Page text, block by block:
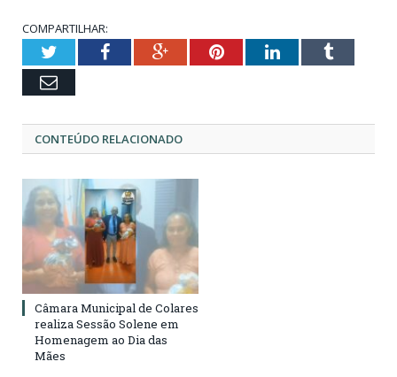
COMPARTILHAR:
TwitterFacebookGoogle+PinterestLinkedInTumblr
Email
CONTEÚDO RELACIONADO
Câmara Municipal de Colares
realiza Sessão Solene em
Homenagem ao Dia das
Mães